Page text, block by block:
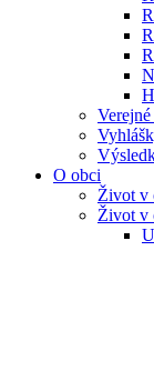
O obci
Život v
Život v